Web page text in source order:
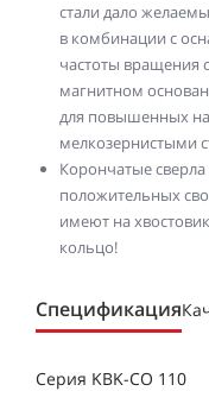
стали дало
в комбинации с
частоты вращения
магнитном
для повышенных
мелкозернистыми
Корончатые
положительных
имеют на
кольцо!
Спецификация
Серия KBK-CO 110